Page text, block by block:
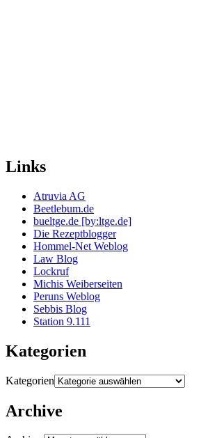
Links
Atruvia AG
Beetlebum.de
bueltge.de [by:ltge.de]
Die Rezeptblogger
Hommel-Net Weblog
Law Blog
Lockruf
Michis Weiberseiten
Peruns Weblog
Sebbis Blog
Station 9.111
Kategorien
Kategorien
Archive